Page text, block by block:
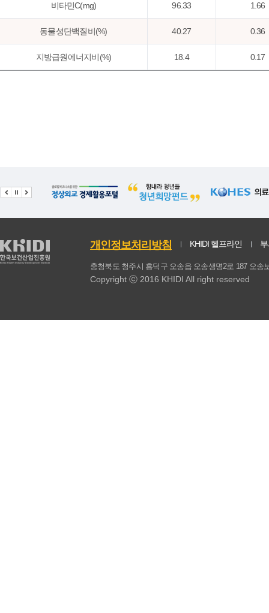
비타민C(mg) 96.33 1.66
동물성단백질비(%) 40.27 0.36
지방급원에너지비(%) 18.4 0.17
개인정보처리방침 KHIDI 헬프라인
충청북도 청주시 흥덕구 오송읍 오송생명2로 187 오
Copyright ⓒ 2016 KHIDI All right reserved